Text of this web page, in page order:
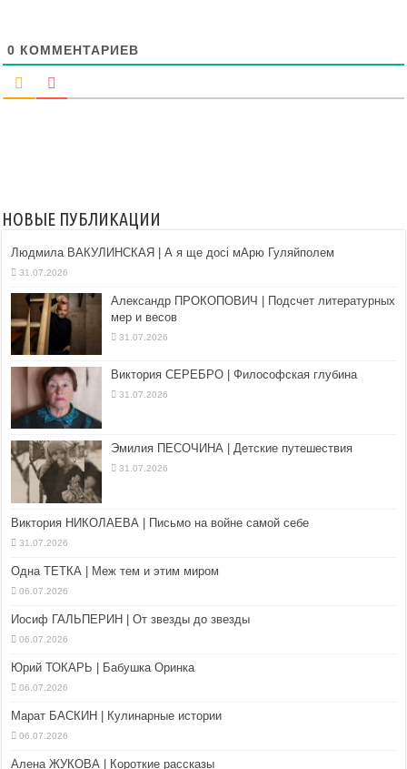
0 КОММЕНТАРИЕВ
НОВЫЕ ПУБЛИКАЦИИ
Людмила ВАКУЛИНСКАЯ | А я ще досі мАрю Гуляйполем
31.07.2026
Александр ПРОКОПОВИЧ | Подсчет литературных
мер и весов
31.07.2026
Виктория СЕРЕБРО | Философская глубина
31.07.2026
Эмилия ПЕСОЧИНА | Детские путешествия
31.07.2026
Виктория НИКОЛАЕВА | Письмо на войне самой себе
31.07.2026
Одна ТЕТКА | Меж тем и этим миром
06.07.2026
Иосиф ГАЛЬПЕРИН | От звезды до звезды
06.07.2026
Юрий ТОКАРЬ | Бабушка Оринка
06.07.2026
Марат БАСКИН | Кулинарные истории
06.07.2026
Алена ЖУКОВА | Короткие рассказы